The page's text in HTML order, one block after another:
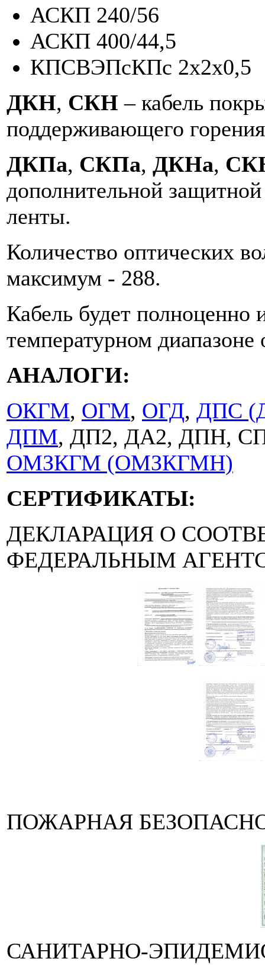
АСКП 240/56
АСКП 400/44,5
КПСВЭПсКПс 2х2х0,5
ДКН, СКН – кабель
поддерживающего
ДКПа, СКПа, ДКНа,
дополнительной
ленты.
Количество оптических
максимум - 288.
Кабель будет полноценно
температурном
АНАЛОГИ:
ОКГМ, ОГМ, ОГД, ДПС
ДПМ, ДП2, ДА2, ДПН,
ОМЗКГМ (ОМЗКГМН)
СЕРТИФИКАТЫ:
ДЕКЛАРАЦИЯ О
ФЕДЕРАЛЬНЫМ
ПОЖАРНАЯ
САНИТАРНО-